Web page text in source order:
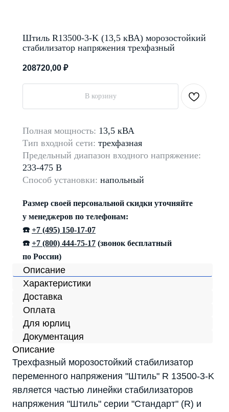
Штиль R13500-3-K (13,5 кВА) морозостойкий
стабилизатор напряжения трехфазный
208720,00 ₽
В корзину
Полная мощность: 13,5 кВА
Тип входной сети: трехфазная
Предельный диапазон входного напряжение:
233-475 В
Способ установки: напольный
Размер своей персональной скидки уточняйте
у менеджеров по телефонам:
☎️ +7 (495) 150-17-07
☎️ +7 (800) 444-75-17 (звонок бесплатный
по России)
Описание
Характеристики
Доставка
Оплата
Для юрлиц
Документация
Описание
Трехфазный морозостойкий стабилизатор
переменного напряжения "Штиль" R 13500-3-K
является частью линейки стабилизаторов
напряжения "Штиль" серии "Стандарт" (R) и